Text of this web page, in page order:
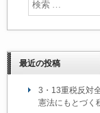
最近の投稿
3・13重税反対
憲法にもとづく